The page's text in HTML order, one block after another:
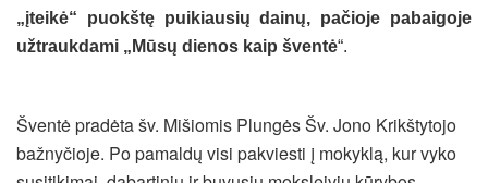
„įteikė“ puokštę puikiausių dainų, pačioje pabaigoje
užtraukdami „Mūsų dienos kaip šventė“.
Šventė pradėta šv. Mišiomis Plungės Šv. Jono Krikštytojo
bažnyčioje. Po pamaldų visi pakviesti į mokyklą, kur vyko